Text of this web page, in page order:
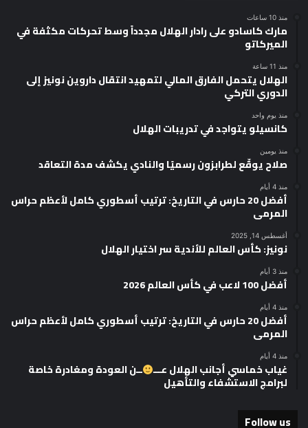
منذ 10 ساعات
مارك كاسادو على رادار الهلال مجدداً وسط تحركات مكثفة في
الميركاتو
منذ 11 ساعة
الهلال يتحمل الفارق المالي لتمهيد انتقال داروين نونيز إلى
الدوري التركي
منذ يوم واحد
كانسيلو يتواجد في تدريبات الهلال
منذ يومين
صلاح يوقّع لطرابزون رسميًا والنادي يكشف مدة التعاقد
منذ 4 أيام
أفضل 20 حارس في التاريخ: ترتيب أسطوري كامل لأعظم حراس
المرمى
أغسطس 14, 2025
نونيز: كأس العالم للأندية سر اختيار الهلال
منذ 3 أيام
أفضل 100 لاعب في كأس العالم 2026
منذ 4 أيام
أفضل 20 حارس في التاريخ: ترتيب أسطوري كامل لأعظم حراس
المرمى
منذ 4 أيام
غياب خماسي أجانب الهلال عـــ ــن العودة ومغادرة خاصة
لبرامج الاستشفاء والتأهيل
Follow us